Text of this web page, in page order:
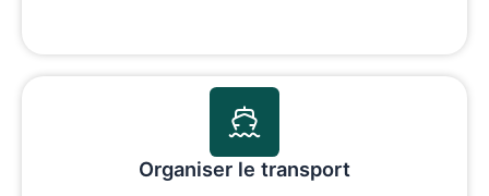
Organiser le transport